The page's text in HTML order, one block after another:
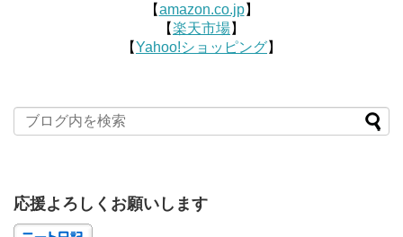
【amazon.co.jp】
【楽天市場】
【Yahoo!ショッピング】
応援よろしくお願いします